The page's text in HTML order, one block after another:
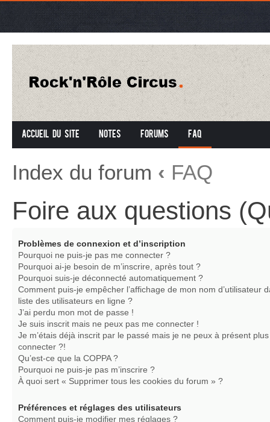
Accueil du site Notes Forums FAQ
Index du forum ‹ FAQ
Foire aux questions
Problèmes de connexion et d’inscription
Pourquoi ne puis-je pas me connecter ?
Pourquoi ai-je besoin de m’inscrire, après tout ?
Pourquoi suis-je déconnecté automatiquement ?
Comment puis-je empêcher l’affichage de mon nom d’utilisateur
liste des utilisateurs en ligne ?
J’ai perdu mon mot de passe !
Je suis inscrit mais ne peux pas me connecter !
Je m’étais déjà inscrit par le passé mais je ne peux à présent
connecter ?!
Qu’est-ce que la COPPA ?
Pourquoi ne puis-je pas m’inscrire ?
À quoi sert « Supprimer tous les cookies du forum » ?
Préférences et réglages des utilisateurs
Comment puis-je modifier mes réglages ?